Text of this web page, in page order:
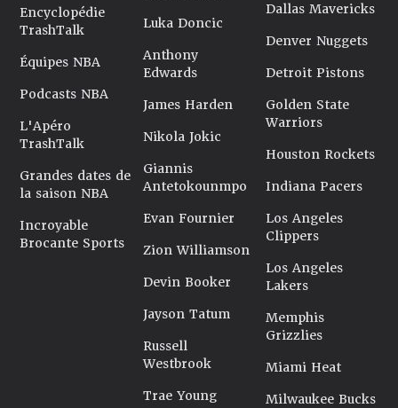
Encyclopédie
TrashTalk
Équipes NBA
Podcasts NBA
L'Apéro
TrashTalk
Grandes dates de
la saison NBA
Incroyable
Brocante Sports
Luka Doncic
Anthony
Edwards
James Harden
Nikola Jokic
Giannis
Antetokounmpo
Evan Fournier
Zion Williamson
Devin Booker
Jayson Tatum
Russell
Westbrook
Trae Young
Dallas Mavericks
Denver Nuggets
Detroit Pistons
Golden State
Warriors
Houston Rockets
Indiana Pacers
Los Angeles
Clippers
Los Angeles
Lakers
Memphis
Grizzlies
Miami Heat
Milwaukee Bucks